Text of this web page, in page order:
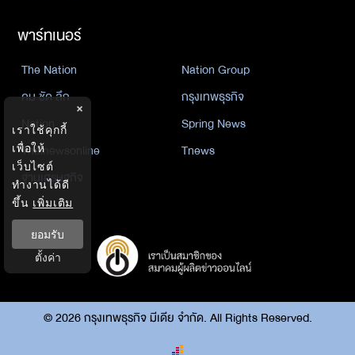
พาร์ทเนอร์
The Nation
Nation Group
คม ชัด ลึก
กรุงเทพธุรกิจ
Nation
Spring News
Thainewsonline
Tnews
ฐานเศรษฐกิจ
©2026กรุงเทพธุรกิจ มีเดีย จำกัด. All Rights Reserved.
×
เราใช้คุกกี้
เพื่อให้
เว็บไซต์
ทำงานได้ดี
ขึ้น เพิ่มเติม
ยอมรับ
ตั้งค่า